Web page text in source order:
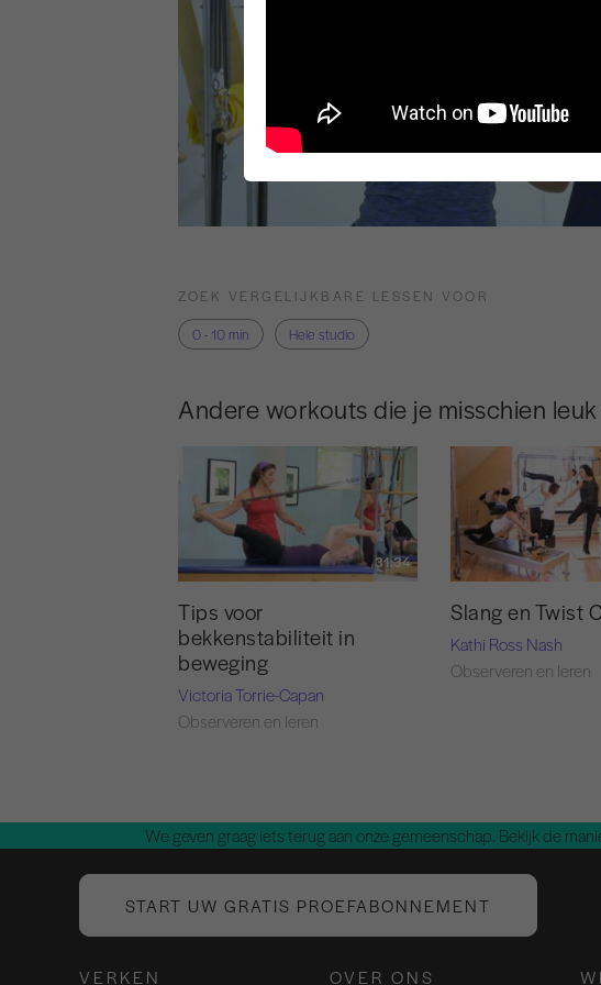
ZOEK VERGELIJKBARE LESSEN VOOR
0 - 10 min
Hele studio
Andere workouts die je misschien
31:34
Tips voor
bekkenstabiliteit in
beweging
Victoria Torrie-Capan
Observeren en leren
Slang en Twist
Kathi Ross Nash
Observeren en leren
We geven graag iets terug aan onze gemeenschap. Bekijk de
START UW GRATIS PROEFABONNEMENT
VERKEN OVER ONS